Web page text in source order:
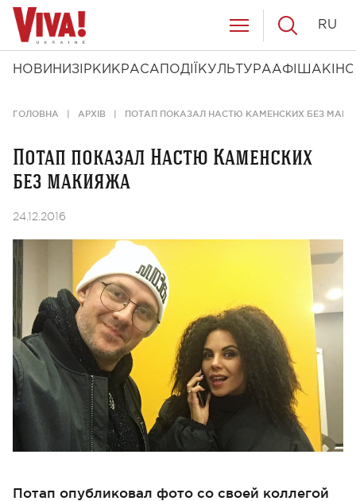
НОВИНИ ЗІРКИ КРАСА ПОДІЇ КУЛЬТУРААФІША КІНО
RU
ГОЛОВНА АРХІВ ПОТАП ПОКАЗАЛ НАСТЮ КАМЕНСКИХ БЕЗ
Потап показал Настю Каменских
без макияжа
24.12.2016
Потап опубликовал фото со своей коллегой